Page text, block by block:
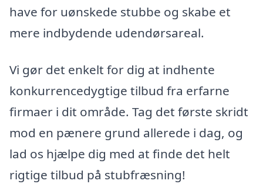
have for uønskede stubbe og skabe et
mere indbydende udendørsareal.
Vi gør det enkelt for dig at indhente
konkurrencedygtige tilbud fra erfarne
firmaer i dit område. Tag det første skridt
mod en pænere grund allerede i dag, og
lad os hjælpe dig med at finde det helt
rigtige tilbud på stubfræsning!